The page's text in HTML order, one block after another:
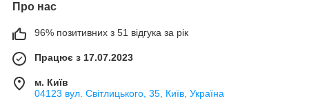
Про нас
96% позитивних з 51 відгука за рік
Працює з 17.07.2023
м. Київ
04123 вул. Світлицького, 35, Київ, Україна